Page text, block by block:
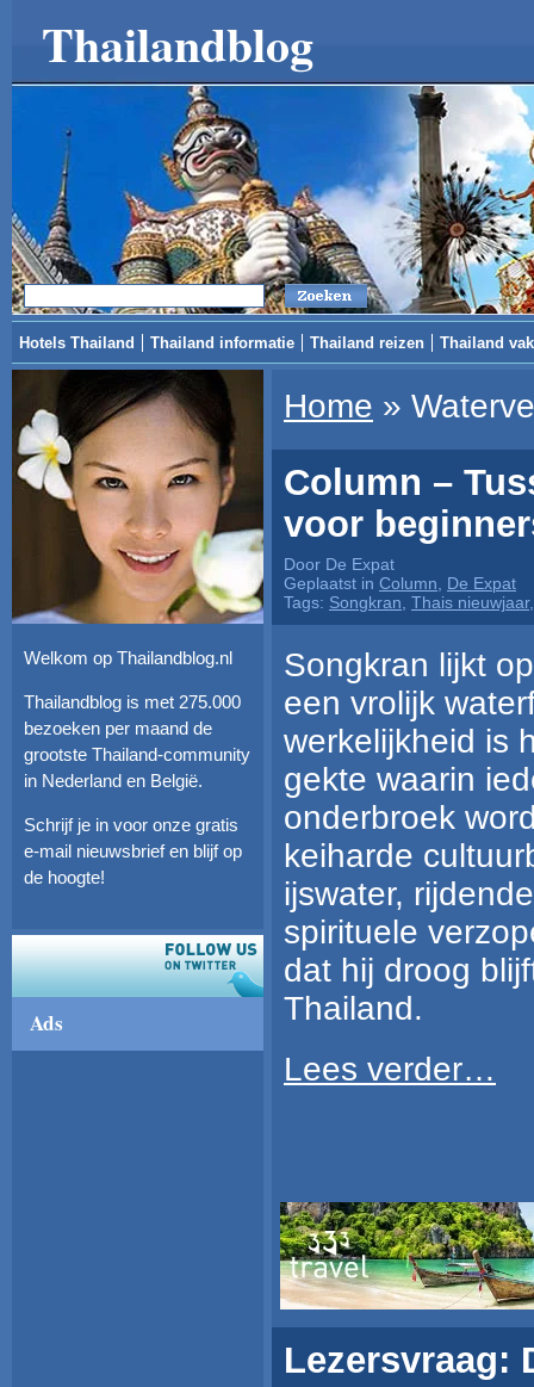
Thailandblog
Hotels Thailand Thailand informatie Thailand reizen Thailand
Welkom op Thailandblog.nl
Thailandblog is met 275.000
bezoeken per maand de
grootste Thailand-community
in Nederland en België.
Schrijf je in voor onze gratis
e-mail nieuwsbrief en blijf op
de hoogte!
Ads
Home »
Column –
voor
Door De Expat
Geplaatst in Column
De Expat
Tags: Songkran Thais nieuwjaar
Songkran lijkt
een vrolijk
werkelijkheid is
gekte waarin
onderbroek
keiharde
ijswater,
spirituele
dat hij droog
Thailand.
Lees verder…
Lezersvraag: